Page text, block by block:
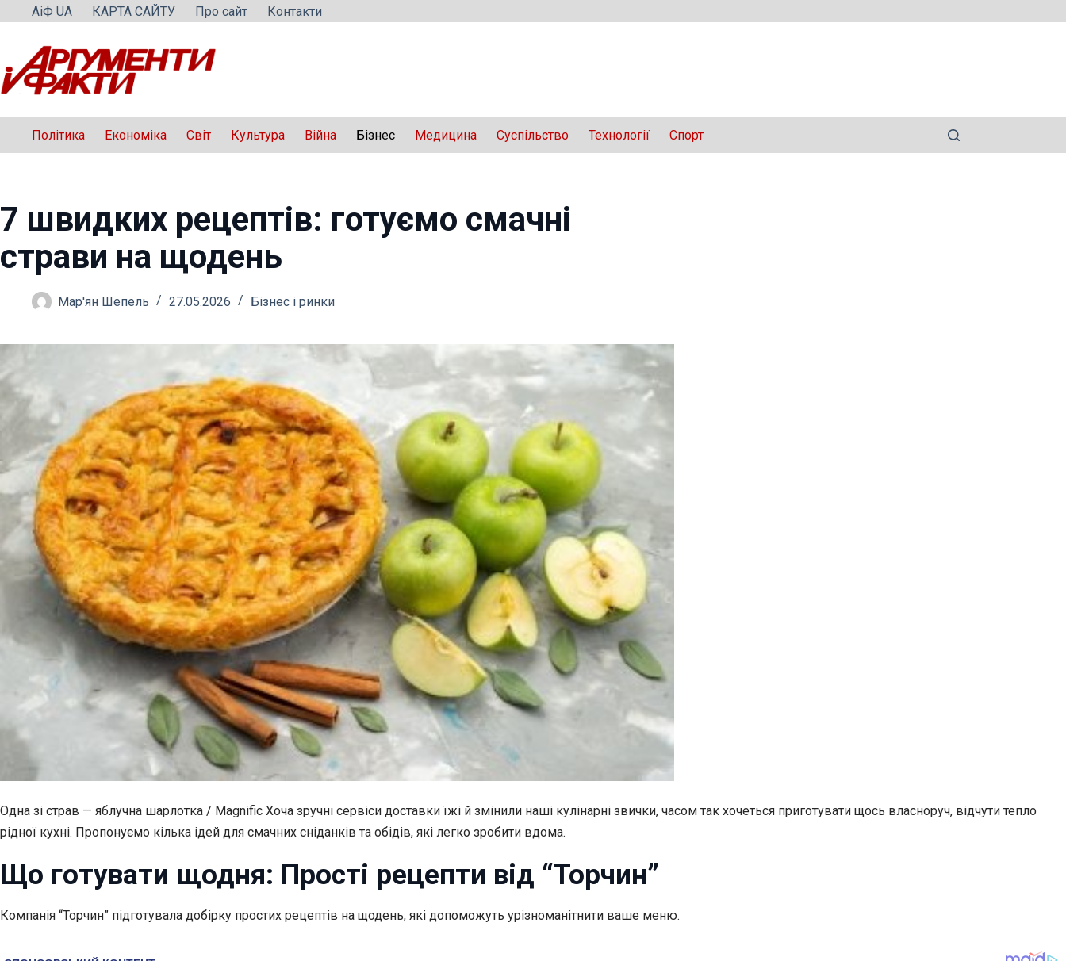
Перейти
вмісту
АіФ UA КАРТА САЙТУ Про сайт Контакти
Політика Економіка Світ Культура Війна Бізнес Медицина Суспільство Технології Спорт
7 швидких рецептів: готуємо смачні
страви на щодень
Мар'ян Шепель 27.05.2026 Бізнес і ринки
Одна зі страв — яблучна шарлотка / Magnific Хоча зручні сервіси доставки їжі й змінили наші кулінарні звички, часом так хочеться приготувати щось власноруч, відчути тепло
рідної кухні. Пропонуємо кілька ідей для смачних сніданків та обідів, які легко зробити вдома.
Що готувати щодня: Прості рецепти від “Торчин”
Компанія “Торчин” підготувала добірку простих рецептів на щодень, які допоможуть урізноманітнити ваше меню.